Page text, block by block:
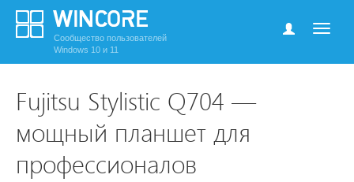
Сообщество пользователей
Windows 10 и 11
Fujitsu Stylistic Q704 —
мощный планшет для
профессионалов